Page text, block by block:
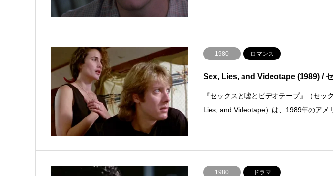
1980 ロマンス
Sex, Lies, and Videotape (1989) /
『セックスと嘘とビデオテープ』（セッ
Lies, and Videotape）は、1989年のアメ
1980 ドラマ